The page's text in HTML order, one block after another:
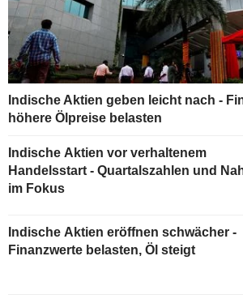
Indische Aktien geben leicht nach -
höhere Ölpreise belasten
Indische Aktien vor verhaltenem
Handelsstart - Quartalszahlen und
im Fokus
Indische Aktien eröffnen schwächer -
Finanzwerte belasten, Öl steigt